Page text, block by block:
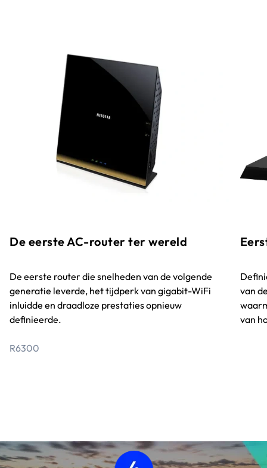
De eerste AC-router ter wereld
De eerste router die snelheden van de volgende
generatie leverde, het tijdperk van gigabit-WiFi
inluidde en draadloze prestaties opnieuw
definieerde.
R6300
van
van